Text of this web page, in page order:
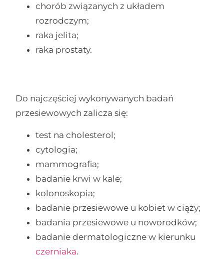
chorób związanych z układem
rozrodczym;
raka jelita;
raka prostaty.
Do najczęściej wykonywanych badań
przesiewowych zalicza się:
test na cholesterol;
cytologia;
mammografia;
badanie krwi w kale;
kolonoskopia;
badanie przesiewowe u kobiet w ciąży;
badania przesiewowe u noworodków;
badanie dermatologiczne w kierunku
czerniaka.